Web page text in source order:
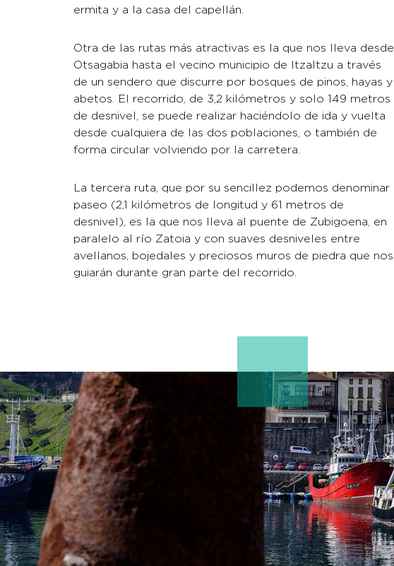
ermita y a la casa del capellán.
Otra de las rutas más atractivas es la que nos lleva desde
Otsagabia hasta el vecino municipio de Itzaltzu a través
de un sendero que discurre por bosques de pinos, hayas y
abetos. El recorrido, de 3,2 kilómetros y solo 149 metros
de desnivel, se puede realizar haciéndolo de ida y vuelta
desde cualquiera de las dos poblaciones, o también de
forma circular volviendo por la carretera.
La tercera ruta, que por su sencillez podemos denominar
paseo (2,1 kilómetros de longitud y 61 metros de
desnivel), es la que nos lleva al puente de Zubigoena, en
paralelo al río Zatoia y con suaves desniveles entre
avellanos, bojedales y preciosos muros de piedra que nos
guiarán durante gran parte del recorrido.